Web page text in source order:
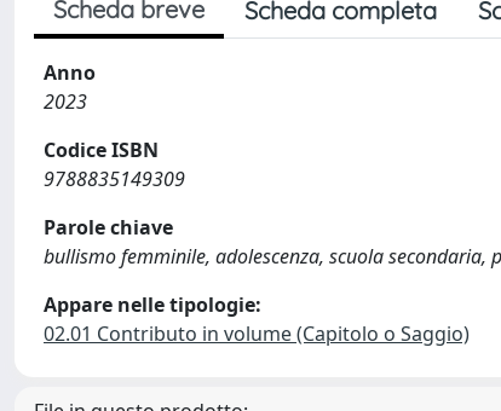
Scheda breve Scheda completa
Anno
2023
Codice ISBN
9788835149309
Parole chiave
bullismo femminile, adolescenza, scuola secondaria,
Appare nelle tipologie:
02.01 Contributo in volume (Capitolo o Saggio)